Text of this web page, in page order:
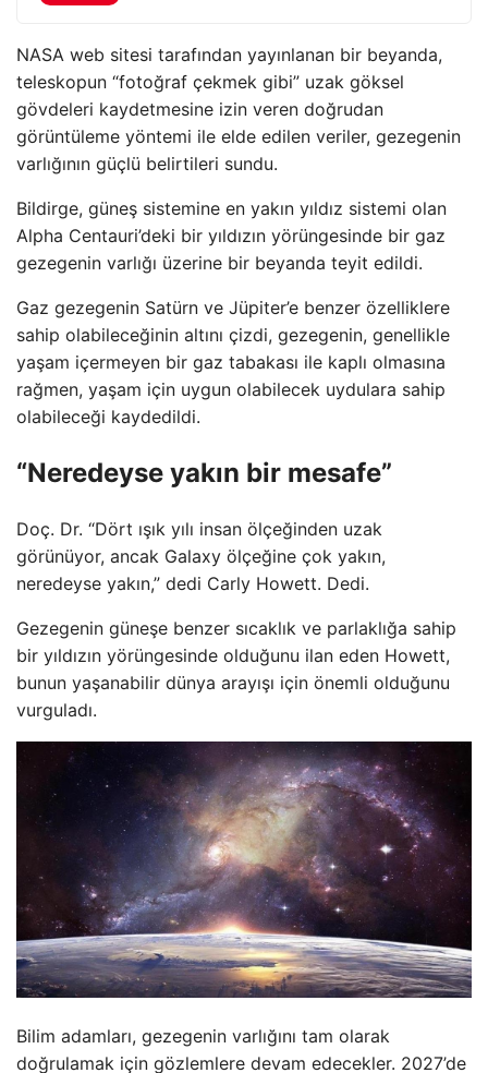
NASA web sitesi tarafından yayınlanan bir beyanda,
teleskopun “fotoğraf çekmek gibi” uzak göksel
gövdeleri kaydetmesine izin veren doğrudan
görüntüleme yöntemi ile elde edilen veriler, gezegenin
varlığının güçlü belirtileri sundu.
Bildirge, güneş sistemine en yakın yıldız sistemi olan
Alpha Centauri’deki bir yıldızın yörüngesinde bir gaz
gezegenin varlığı üzerine bir beyanda teyit edildi.
Gaz gezegenin Satürn ve Jüpiter’e benzer özelliklere
sahip olabileceğinin altını çizdi, gezegenin, genellikle
yaşam içermeyen bir gaz tabakası ile kaplı olmasına
rağmen, yaşam için uygun olabilecek uydulara sahip
olabileceği kaydedildi.
“Neredeyse yakın bir mesafe”
Doç. Dr. “Dört ışık yılı insan ölçeğinden uzak
görünüyor, ancak Galaxy ölçeğine çok yakın,
neredeyse yakın,” dedi Carly Howett. Dedi.
Gezegenin güneşe benzer sıcaklık ve parlaklığa sahip
bir yıldızın yörüngesinde olduğunu ilan eden Howett,
bunun yaşanabilir dünya arayışı için önemli olduğunu
vurguladı.
Bilim adamları, gezegenin varlığını tam olarak
doğrulamak için gözlemlere devam edecekler. 2027’de